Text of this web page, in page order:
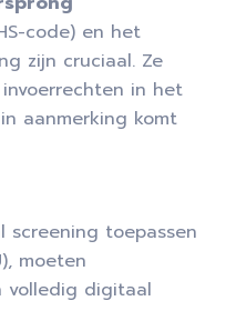
code) en het
zijn cruciaal. Ze
in het
aanmerking komt
screening toepassen
moeten
volledig digitaal